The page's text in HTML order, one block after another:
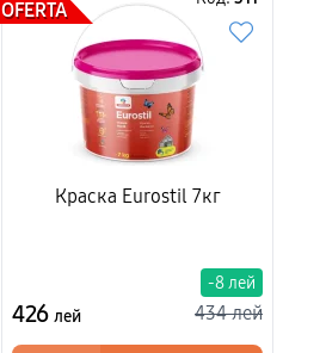
OFERTA
Краска Eurostil 7кг
426 лей 434 лей
-8 лей